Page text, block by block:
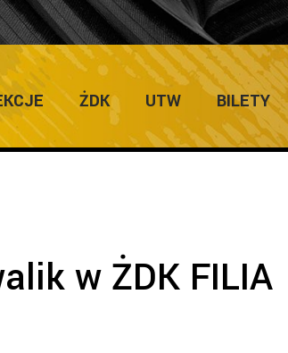
ŻDK UTW BILETY
Home/
w ŻDK FILIA